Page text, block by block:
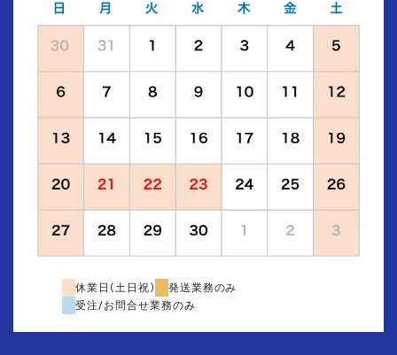
休業日(土日祝)
発送業務のみ
受注/お問合せ業務のみ